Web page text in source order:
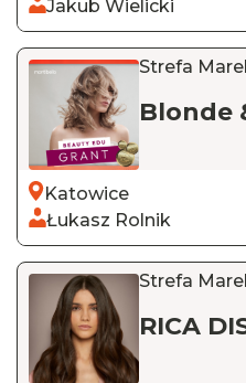
Jakub Wielicki
Strefa
Blonde
Katowice
Łukasz Rolnik
Strefa
RICA